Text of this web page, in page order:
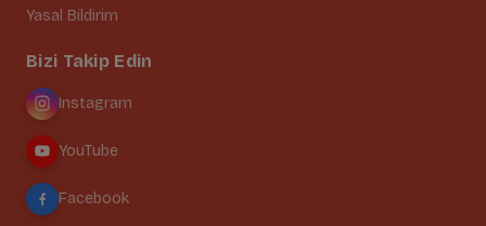
Yasal Bildirim
Bizi Takip Edin
Instagram
YouTube
Facebook